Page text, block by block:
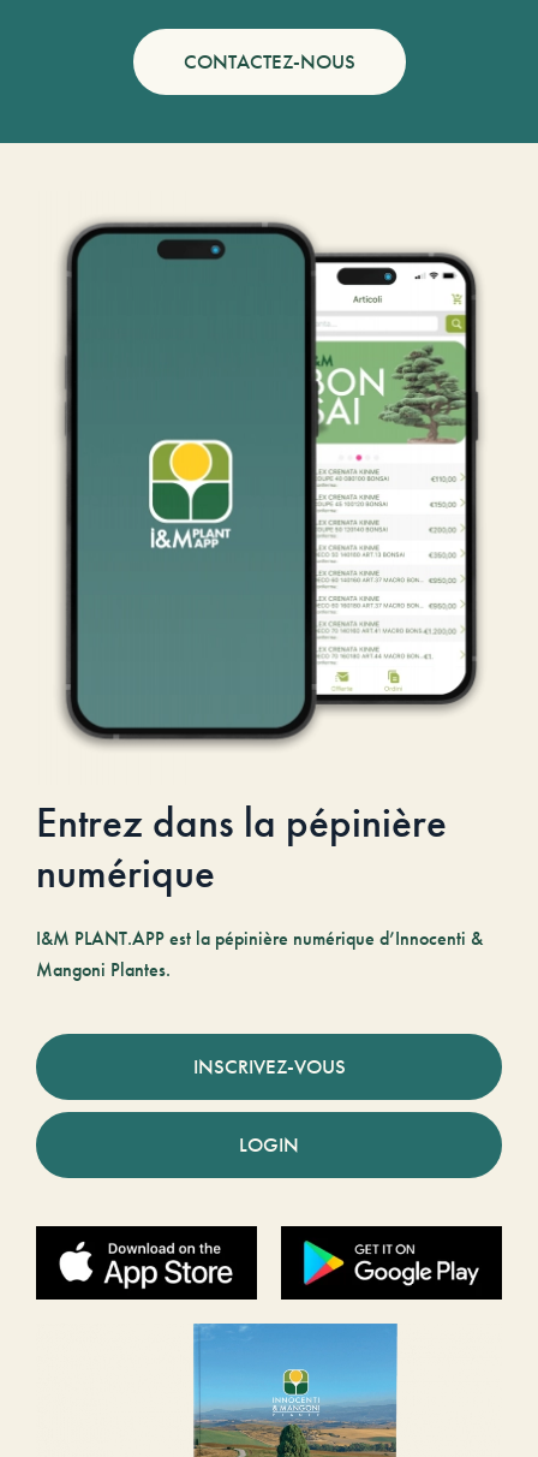
CONTACTEZ-NOUS
Entrez dans la pépinière
numérique
I&M PLANT.APP est la pépinière numérique d’Innocenti &
Mangoni Plantes.
INSCRIVEZ-VOUS
LOGIN